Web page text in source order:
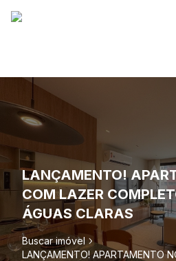
LANÇAMENTO!
COM LAZER
ÁGUAS CLARAS
Buscar imóvel
LANÇAMENTO! APARTAMENTO